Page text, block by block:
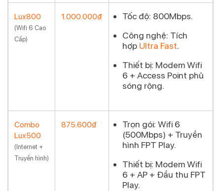
Lux800
(Wifi 6 Cao
Cấp)
1.000.000₫ Tốc độ: 800Mbps.
Công nghệ: Tích
hợp Ultra Fast.
Thiết bị: Modem Wifi
6 + Access Point phủ
sóng rộng.
Combo
Lux500
(Internet +
Truyền hình)
875.600₫ Trọn gói: Wifi 6
(500Mbps) + Truyền
hình FPT Play.
Thiết bị: Modem Wifi
6 + AP + Đầu thu FPT
Play.